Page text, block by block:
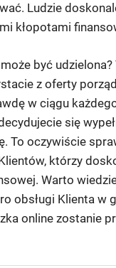
Ludzie
kłopotami
może być
z oferty
w ciągu
się
To oczywiście
którzy
Warto
obsługi Klienta w
online zostanie